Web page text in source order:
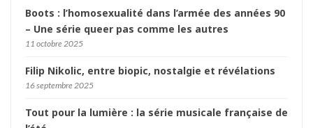
Boots : l’homosexualité dans l’armée des années 90
– Une série queer pas comme les autres
11 octobre 2025
Filip Nikolic, entre biopic, nostalgie et révélations
16 septembre 2025
Tout pour la lumière : la série musicale française de